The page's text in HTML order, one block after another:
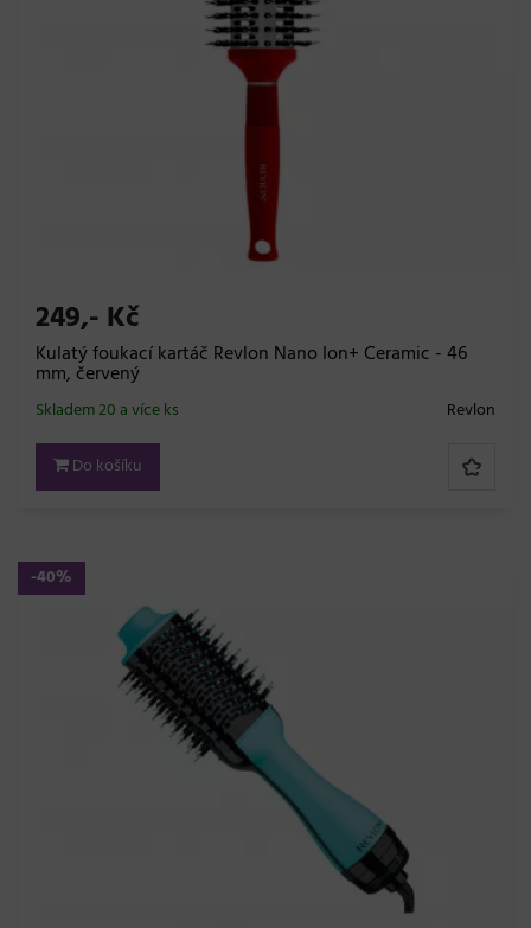
249,- Kč
Kulatý foukací kartáč Revlon Nano Ion+ Ceramic - 46
mm, červený
Revlon
Skladem 20 a více ks
Do košíku
-40%